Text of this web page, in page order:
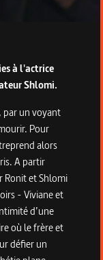
à l'actrice
Shlomi.
par un voyant
Pour
alors
A partir
Ronit et Shlomi
- Viviane et
d’une
où le frère et
défier un